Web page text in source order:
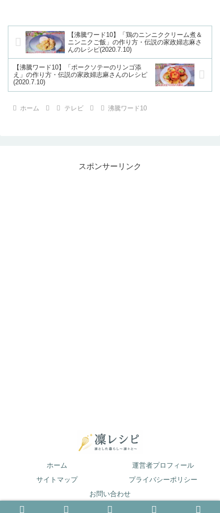
【沸騰ワード10】「鶏のニンニククリーム煮＆
ニンニクご飯」の作り方・伝説の家政婦志麻さ
んのレシピ(2020.7.10)
【沸騰ワード10】「ポークソテーのリンゴ添
え」の作り方・伝説の家政婦志麻さんのレシピ
(2020.7.10)
ホーム テレビ 沸騰ワード10
スポンサーリンク
ホーム
運営者プロフィール
サイトマップ
プライバシーポリシー
お問い合わせ
© 2019 凛とした暮らし〜凛々と〜.